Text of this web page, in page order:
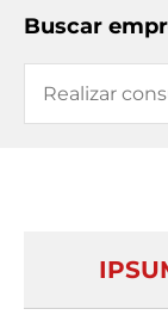
Buscar